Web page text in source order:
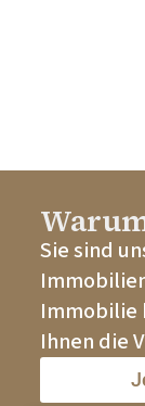
Sie sind
Immobilie
Ihnen die